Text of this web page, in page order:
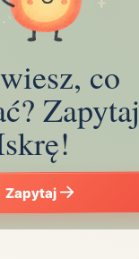
co
Zapytaj
Zapytaj